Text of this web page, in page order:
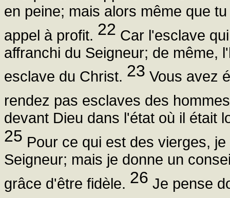
en peine; mais alors même que
appel à profit. 22 Car l'esclave
affranchi du Seigneur; de même,
esclave du Christ. 23 Vous avez
rendez pas esclaves des
devant Dieu dans l'état où il était
25 Pour ce qui est des vierges,
Seigneur; mais je donne un
grâce d'être fidèle. 26 Je pense